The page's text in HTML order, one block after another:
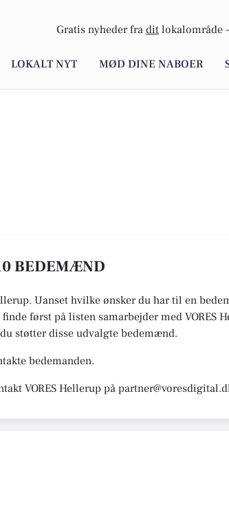
Gratis nyheder fra dit lokalområde -
LOKALT NYT MØD DINE NABOER
BEDEMÆND
Uanset hvilke ønsker du har til en
først på listen samarbejder med VORES
støtter disse udvalgte bedemænd.
bedemanden.
VORES Hellerup på